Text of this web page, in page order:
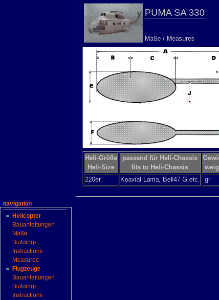
PUMA SA 330
Maße / Measures
Heli-Größe
Heli-Size
passend für Heli-Chassis
fits to Heli-Chassis
220er
Koaxial Lama, Bell47 G etc. gr
navigation
Helicopter
Bauanleitungen
Maße
Building-
Instructions
Measures
Flugzeuge
Bauanleitungen
Building-
Instructions